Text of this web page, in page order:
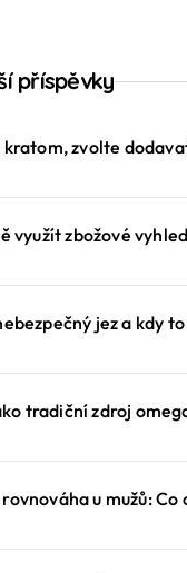
příspěvky
kratom, zvolte
využít zbožové
jez a kdy
tradiční zdroj
u mužů: Co